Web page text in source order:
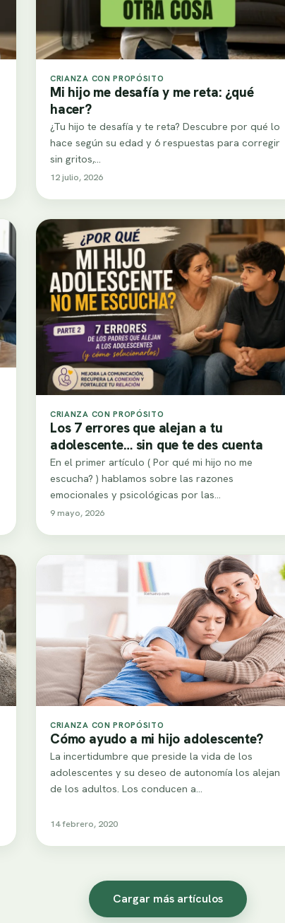
CRIANZA CON PROPÓSITO
Mi hijo me desafía y me reta: ¿qué
hacer?
¿Tu hijo te desafía y te reta? Descubre por qué lo
hace según su edad y 6 respuestas para corregir
sin gritos,…
12 julio, 2026
CRIANZA CON PROPÓSITO
Los 7 errores que alejan a tu
adolescente… sin que te des cuenta
En el primer artículo ( Por qué mi hijo no me
escucha? ) hablamos sobre las razones
emocionales y psicológicas por las…
9 mayo, 2026
CRIANZA CON PROPÓSITO
Cómo ayudo a mi hijo adolescente?
La incertidumbre que preside la vida de los
adolescentes y su deseo de autonomía los alejan
de los adultos. Los conducen a…
14 febrero, 2020
Cargar más artículos